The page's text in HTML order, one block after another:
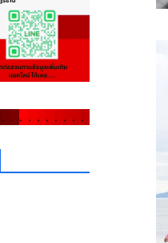
. . . . . . . . . .